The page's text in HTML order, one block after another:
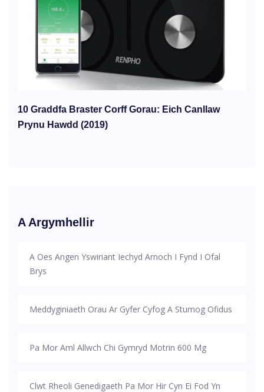
10 Graddfa Braster Corff Gorau: Eich Canllaw
Prynu Hawdd (2019)
A Argymhellir
A Oes Angen Yswiriant Iechyd Arnoch I Fynd I Ofal
Brys
Meddyginiaeth Orau Ar Gyfer Cyfog A Stumog Ofidus
Pa Mor Aml Allwch Chi Gymryd Motrin 600 Mg
Clwt Rheoli Genedigaeth Pa Mor Hir Cyn Ei Fod Yn